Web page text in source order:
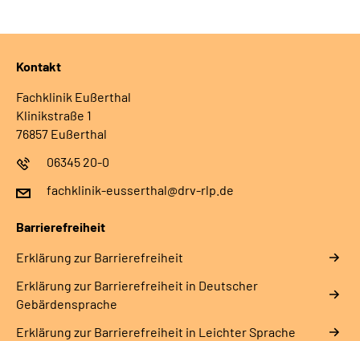
Kontakt
Fachklinik Eußerthal
Klinikstraße 1
76857 Eußerthal
06345 20-0
fachklinik-eusserthal@drv-rlp.de
Barrierefreiheit
Erklärung zur Barrierefreiheit
Erklärung zur Barrierefreiheit in Deutscher
Gebärdensprache
Erklärung zur Barrierefreiheit in Leichter Sprache